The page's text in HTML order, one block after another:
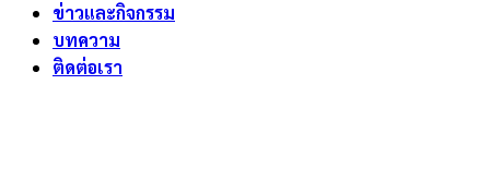
ข่าวและกิจกรรม
บทความ
ติดต่อเรา